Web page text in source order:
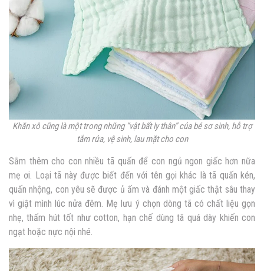
Khăn xô cũng là một trong những “vật bất ly thân” của bé sơ sinh, hỗ trợ
tắm rửa, vệ sinh, lau mặt cho con
Sắm thêm cho con nhiều tã quấn để con ngủ ngon giấc hơn nữa
mẹ ơi. Loại tã này được biết đến với tên gọi khác là tã quấn kén,
quấn nhộng, con yêu sẽ được ủ ấm và đánh một giấc thật sâu thay
vì giật mình lúc nửa đêm. Mẹ lưu ý chọn dòng tã có chất liệu gọn
nhẹ, thấm hút tốt như cotton, hạn chế dùng tã quá dày khiến con
ngạt hoặc nực nội nhé.